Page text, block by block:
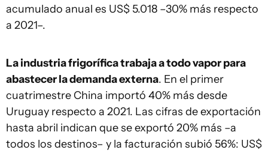
acumulado anual es US$ 5.018 –30% más respecto
a 2021–.
La industria frigorífica trabaja a todo vapor para
abastecer la demanda externa. En el primer
cuatrimestre China importó 40% más desde
Uruguay respecto a 2021. Las cifras de exportación
hasta abril indican que se exportó 20% más –a
todos los destinos– y la facturación subió 56%: US$